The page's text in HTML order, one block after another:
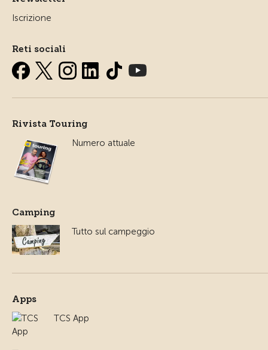
Iscrizione
Reti sociali
Rivista Touring
Numero attuale
Camping
Tutto sul campeggio
Apps
TCS App